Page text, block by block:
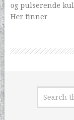
og pulserende
Her finner …